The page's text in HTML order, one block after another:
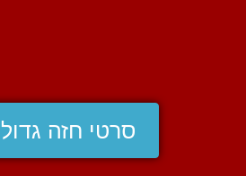
סרטי חזה גדול